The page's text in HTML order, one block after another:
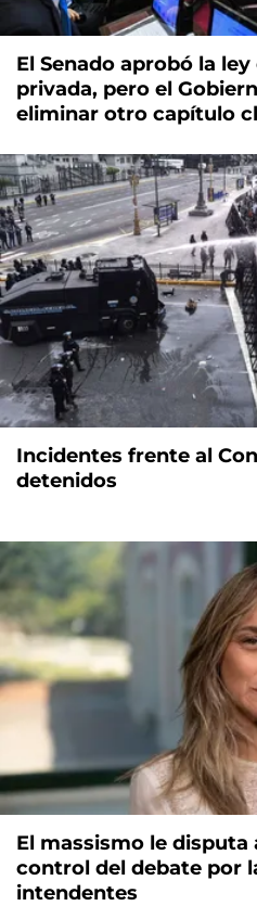
El Senado aprobó la
privada, pero el
eliminar otro capítulo
Incidentes frente al
detenidos
El massismo le
control del debate por
intendentes